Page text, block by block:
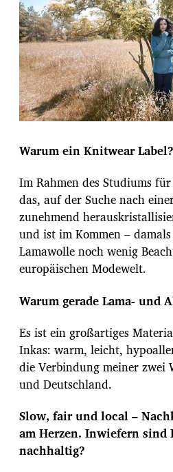
Warum ein Knitwear Label?
Im Rahmen des Studiums
das, auf der Suche nach
zunehmend
und ist im Kommen –
Lamawolle noch wenig
europäischen Modewelt.
Warum gerade Lama- und
Es ist ein großartiges
Inkas: warm, leicht,
die Verbindung meiner zwei
und Deutschland.
Slow, fair und local –
am Herzen. Inwiefern sind
nachhaltig?